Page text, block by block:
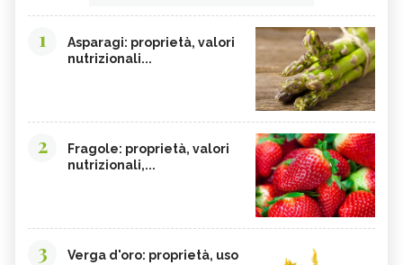
1
Asparagi: proprietà, valori
nutrizionali...
2
Fragole: proprietà, valori
nutrizionali,...
3
Verga d'oro: proprietà, uso